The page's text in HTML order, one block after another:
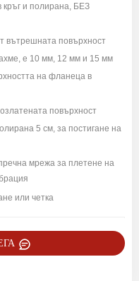
и полирана, БЕЗ
вътрешната повърхност
е 10 мм, 12 мм и 15 мм
на фланеца в
повърхност
5 см, за постигане на
мрежа за плетене на
или четка